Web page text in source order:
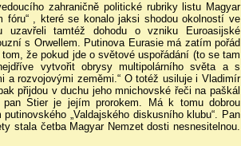
zahraničně politické rubriky listu Magyar
fóru“ , které se konalo jaksi shodou okolností ve
tamtéž dohodu o vzniku Euroasijské
s Orwellem. Putinova Eurasie má zatím pořád
že pokud jde o světové uspořádání (to se tam
vytvořit obrysy multipolárního světa a s
a rozvojovými zeměmi.“ O totéž usiluje i Vladimír
přijdou v duchu jeho mnichovské řeči na paškál
Stier je jejím prorokem. Má k tomu dobrou
„Valdajského diskusního klubu“. Pan
stala četba Magyar Nemzet dosti nesnesitelnou.